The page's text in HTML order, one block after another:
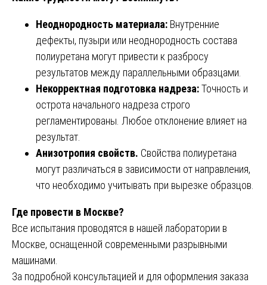
Неоднородность материала: Внутренние
дефекты, пузыри или неоднородность состава
полиуретана могут привести к разбросу
результатов между параллельными образцами.
Некорректная подготовка надреза:Точность и
острота начального надреза строго
регламентированы. Любое отклонение влияет на
результат.
Анизотропия свойств. Свойства полиуретана
могут различаться в зависимости от направления,
что необходимо учитывать при вырезке образцов.
Где провести в Москве?
Все испытания проводятся в нашей лаборатории в
Москве, оснащенной современными разрывными
машинами.
За подробной консультацией и для оформления заказа